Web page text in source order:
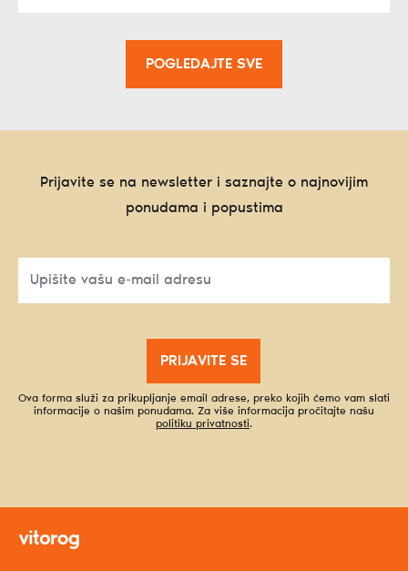
POGLEDAJTE SVE
Prijavite se na newsletter i saznajte o najnovijim
ponudama i popustima
PRIJAVITE SE
Ova forma služi za prikupljanje email adrese, preko kojih ćemo vam slati
informacije o našim ponudama. Za više informacija pročitajte našu
politiku privatnosti.